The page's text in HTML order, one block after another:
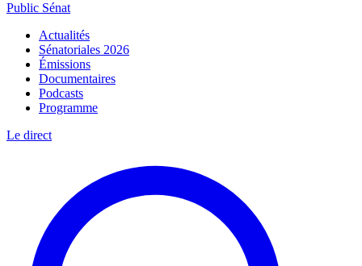
Public Sénat
Actualités
Sénatoriales 2026
Émissions
Documentaires
Podcasts
Programme
Le direct